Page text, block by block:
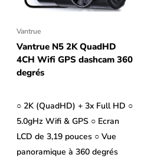
Vantrue
Vantrue N5 2K QuadHD
4CH Wifi GPS dashcam 360
degrés
○ 2K (QuadHD) + 3x Full HD ○
5.0gHz Wifi & GPS ○ Ecran
LCD de 3,19 pouces ○ Vue
panoramique à 360 degrés